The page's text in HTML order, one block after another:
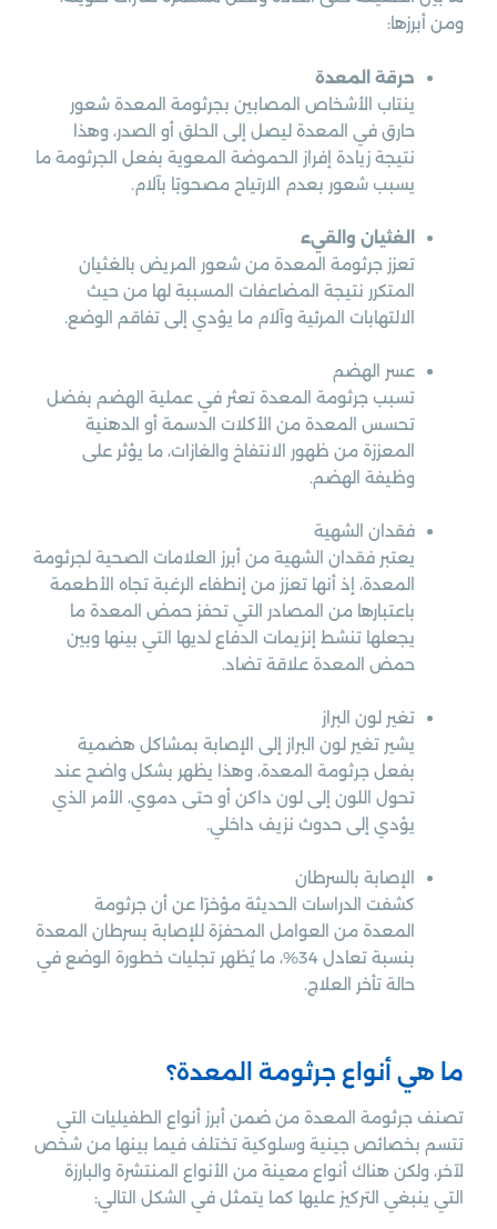
ومن أبرزها:
حرقة المعدة
ينتاب الأشخاص المصابين بجرثومة المعدة شعور
حارق في المعدة ليصل إلى الحلق أو الصدر، وهذا
نتيجة زيادة إفراز الحموضة المعوية بفعل الجرثومة ما
يسبب شعور بعدم الارتياح مصحوبًا بآلام.
الغثيان والقيء
تعزز جرثومة المعدة من شعور المريض بالغثيان
المتكرر نتيجة المضاعفات المسببة لها من حيث
الالتهابات المرئية وآلام ما يؤدي إلى تفاقم الوضع.
عسر الهضم
تسبب جرثومة المعدة تعثر في عملية الهضم بفضل
تحسس المعدة من الأكلات الدسمة أو الدهنية
المعززة من ظهور الانتفاخ والغازات، ما يؤثر على
وظيفة الهضم.
فقدان الشهية
يعتبر فقدان الشهية من أبرز العلامات الصحية لجرثومة
المعدة، إذ أنها تعزز من إنطفاء الرغبة تجاه الأطعمة
باعتبارها من المصادر التي تحفز حمض المعدة ما
يجعلها تنشط إنزيمات الدفاع لديها التي بينها وبين
حمض المعدة علاقة تضاد.
تغير لون البراز
يشير تغير لون البراز إلى الإصابة بمشاكل هضمية
بفعل جرثومة المعدة، وهذا يظهر بشكل واضح عند
تحول اللون إلى لون داكن أو حتى دموي، الأمر الذي
يؤدي إلى حدوث نزيف داخلي.
الإصابة بالسرطان
كشفت الدراسات الحديثة مؤخرًا عن أن جرثومة
المعدة من العوامل المحفزة للإصابة بسرطان المعدة
بنسبة تعادل 34%، ما يُظهر تجليات خطورة الوضع في
حالة تأخر العلاج.
ما هي أنواع جرثومة المعدة؟
تصنف جرثومة المعدة من ضمن أبرز أنواع الطفيليات التي
تتسم بخصائص جينية وسلوكية تختلف فيما بينها من شخص
لآخر، ولكن هناك أنواع معينة من الأنواع المنتشرة والبارزة
التي ينبغي التركيز عليها كما يتمثل في الشكل التالي: